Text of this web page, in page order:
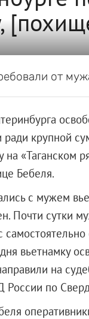
от
ради крупной
на «Таганском
Бебеля.
с мужем
Почти сутки
вьетнамку
на
России по